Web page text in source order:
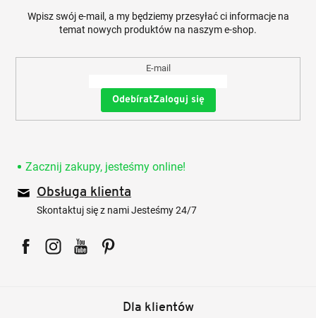
Wpisz swój e-mail, a my będziemy przesyłać ci informacje na
temat nowych produktów na naszym e-shop.
E-mail
Zaloguj się
Zacznij zakupy, jesteśmy online!
Obsługa klienta
Skontaktuj się z nami Jesteśmy 24/7
Dla klientów